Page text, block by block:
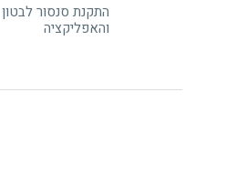
התקנת סנסור לבטון
והאפליקציה